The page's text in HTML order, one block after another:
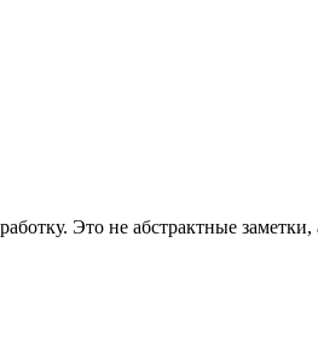
Это не абстрактные заметки,